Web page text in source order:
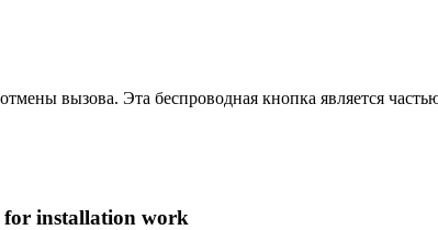
вызова. Эта беспроводная кнопка является
for installation work